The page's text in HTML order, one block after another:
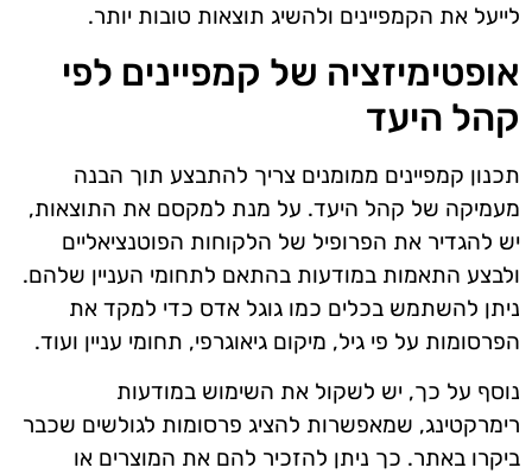
לייעל את הקמפיינים ולהשיג תוצאות טובות יותר.
אופטימיזציה של קמפיינים לפי
קהל היעד
תכנון קמפיינים ממומנים צריך להתבצע תוך הבנה
מעמיקה של קהל היעד. על מנת למקסם את התוצאות,
יש להגדיר את הפרופיל של הלקוחות הפוטנציאליים
ולבצע התאמות במודעות בהתאם לתחומי העניין שלהם.
ניתן להשתמש בכלים כמו גוגל אדס כדי למקד את
הפרסומות על פי גיל, מיקום גיאוגרפי, תחומי עניין ועוד.
נוסף על כך, יש לשקול את השימוש במודעות
רימרקטינג, שמאפשרות להציג פרסומות לגולשים שכבר
ביקרו באתר. כך ניתן להזכיר להם את המוצרים או